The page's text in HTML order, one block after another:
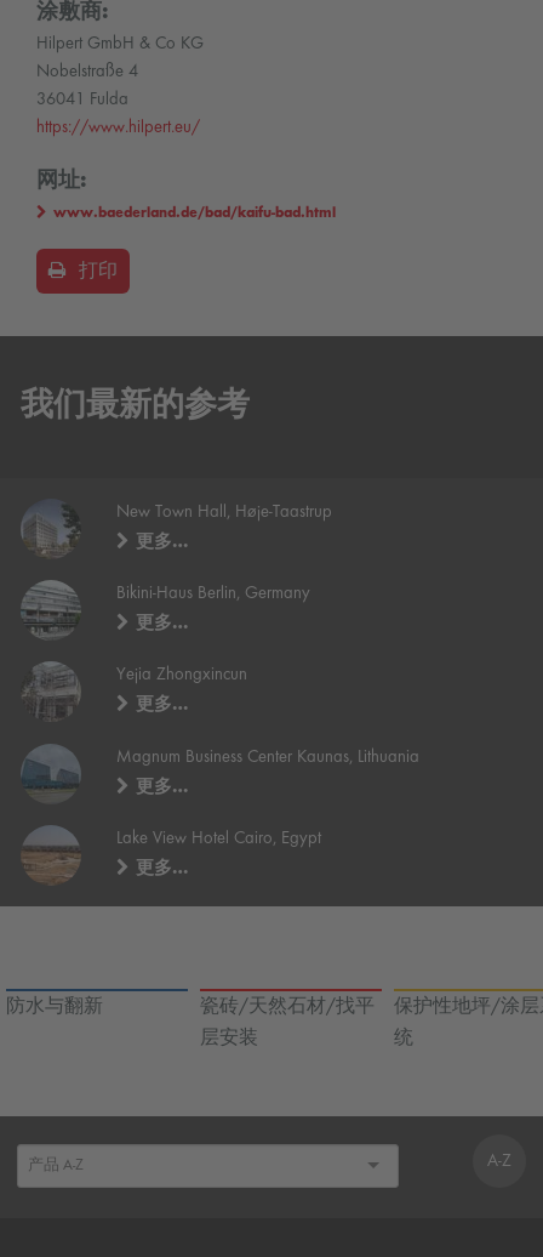
涂敷商:
Hilpert GmbH & Co KG
Nobelstraße 4
36041 Fulda
https://www.hilpert.eu/
网址:
www.baederland.de/bad/kaifu-bad.html
打印
我们最新的参考
New Town Hall, Høje-Taastrup
更多…
Bikini-Haus Berlin, Germany
更多…
Yejia Zhongxincun
更多…
Magnum Business Center Kaunas, Lithuania
更多…
Lake View Hotel Cairo, Egypt
更多…
防水与翻新
瓷砖/天然石材/找平
层安装
保护性地坪/涂层
统
A-Z